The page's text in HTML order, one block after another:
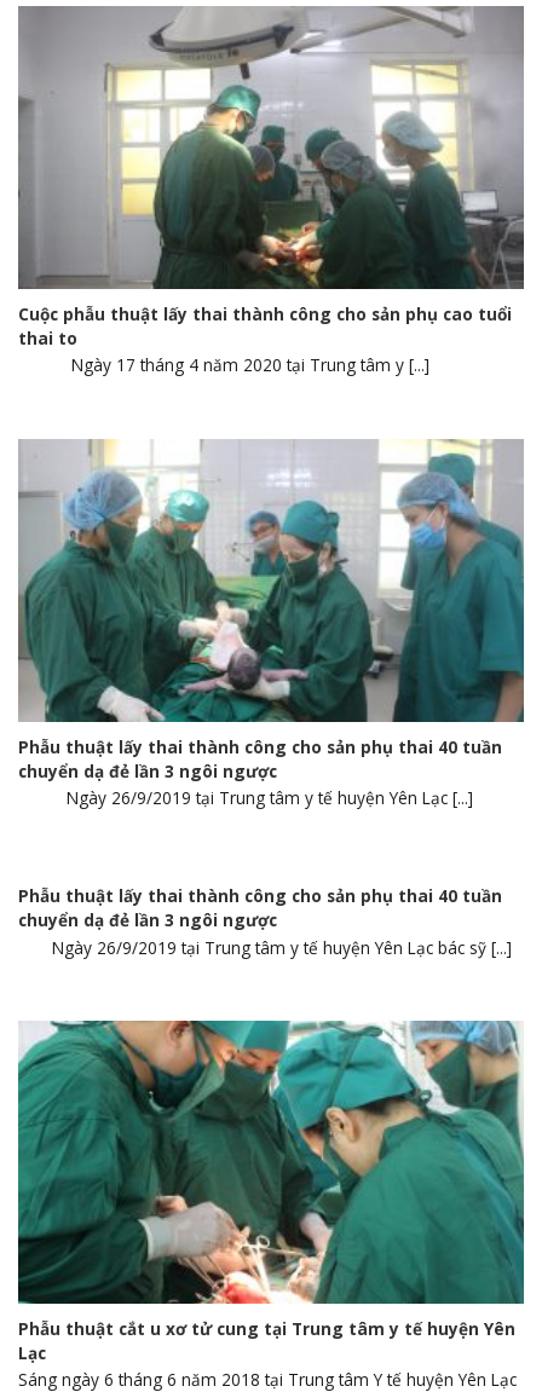
Cuộc phẫu thuật lấy thai thành công cho sản phụ cao tuổi
thai to
Ngày 17 tháng 4 năm 2020 tại Trung tâm y [...]
Phẫu thuật lấy thai thành công cho sản phụ thai 40 tuần
chuyển dạ đẻ lần 3 ngôi ngược
Ngày 26/9/2019 tại Trung tâm y tế huyện Yên Lạc [...]
Phẫu thuật lấy thai thành công cho sản phụ thai 40 tuần
chuyển dạ đẻ lần 3 ngôi ngược
Ngày 26/9/2019 tại Trung tâm y tế huyện Yên Lạc bác sỹ [...]
Phẫu thuật cắt u xơ tử cung tại Trung tâm y tế huyện Yên
Lạc
Sáng ngày 6 tháng 6 năm 2018 tại Trung tâm Y tế huyện Yên Lạc